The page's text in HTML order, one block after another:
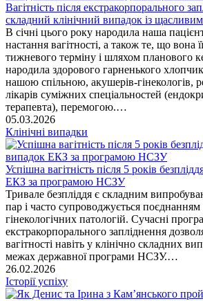
Вагітність після екстракорпорального
складний клінічний випадок із
В січні цього року народила наша
настання вагітності, а також те, що вона
тижневого терміну і шляхом планового
народила здорового гарненького
нашою спільною, акушерів-гінекологів,
лікарів суміжних спеціальностей
терапевта), перемогою.…
05.03.2026
Клінічні випадки
Успішна вагітність після 5 років
ЕКЗ за програмою НСЗУ
Тривале безпліддя є складним
пар і часто супроводжується поєднанням
гінекологічних патологій. Сучасні
екстракорпорального запліднення
вагітності навіть у клінічно складних
межах державної програми НСЗУ.…
26.02.2026
Історії успіху